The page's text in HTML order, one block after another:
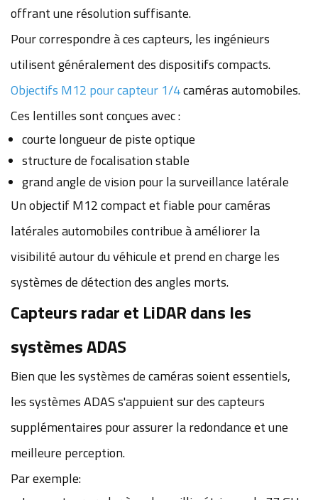
offrant une résolution suffisante.
Pour correspondre à ces capteurs, les ingénieurs
utilisent généralement des dispositifs compacts.
Objectifs M12 pour capteur 1/4caméras automobiles.
Ces lentilles sont conçues avec :
courte longueur de piste optique
structure de focalisation stable
grand angle de vision pour la surveillance latérale
Un objectif M12 compact et fiable pour caméras
latérales automobiles contribue à améliorer la
visibilité autour du véhicule et prend en charge les
systèmes de détection des angles morts.
Capteurs radar et LiDAR dans les
systèmes ADAS
Bien que les systèmes de caméras soient essentiels,
les systèmes ADAS s'appuient sur des capteurs
supplémentaires pour assurer la redondance et une
meilleure perception.
Par exemple: